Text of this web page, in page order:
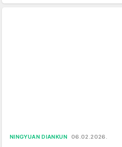
NINGYUAN DIANKUN 06.02.2026.